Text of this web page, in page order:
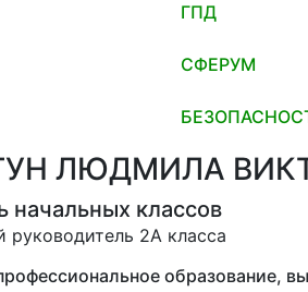
ГПД
СФЕРУМ
ЛЮДМИЛА
начальных классов
руководитель 2A класса
образование,